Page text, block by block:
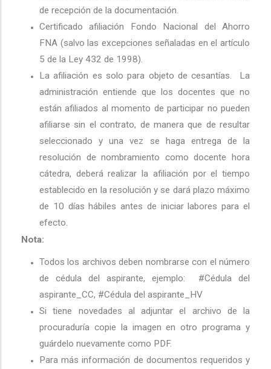
de recepción de la documentación.
Certificado afiliación Fondo Nacional del Ahorro
FNA (salvo las excepciones señaladas en el artículo
5 de la Ley 432 de 1998).
La afiliación es solo para objeto de cesantías. La
administración entiende que los docentes que no
están afiliados al momento de participar no pueden
afiliarse sin el contrato, de manera que de resultar
seleccionado y una vez se haga entrega de la
resolución de nombramiento como docente hora
cátedra, deberá realizar la afiliación por el tiempo
establecido en la resolución y se dará plazo máximo
de 10 días hábiles antes de iniciar labores para el
efecto.
Nota:
Todos los archivos deben nombrarse con el número
de cédula del aspirante, ejemplo: #Cédula del
aspirante_CC, #Cédula del aspirante_HV
Si tiene novedades al adjuntar el archivo de la
procuraduría copie la imagen en otro programa y
guárdelo nuevamente como PDF.
Para más información de documentos requeridos y